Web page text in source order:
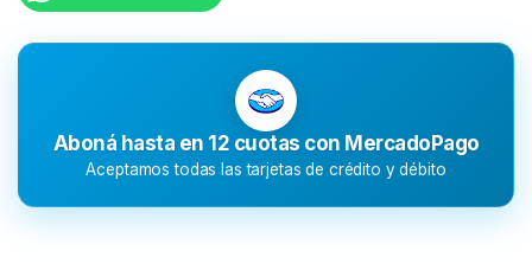
Aboná hasta en 12 cuotas con MercadoPago
Aceptamos todas las tarjetas de crédito y débito